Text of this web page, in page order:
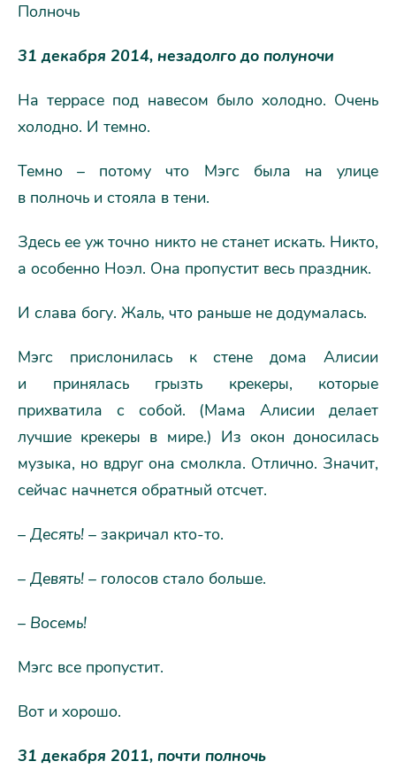
Полночь
31 декабря 2014, незадолго до полуночи
На террасе под навесом было холодно. Очень
холодно. И темно.
Темно – потому что Мэгс была на улице
в полночь и стояла в тени.
Здесь ее уж точно никто не станет искать. Никто,
а особенно Ноэл. Она пропустит весь праздник.
И слава богу. Жаль, что раньше не додумалась.
Мэгс прислонилась к стене дома Алисии
и принялась грызть крекеры, которые
прихватила с собой. (Мама Алисии делает
лучшие крекеры в мире.) Из окон доносилась
музыка, но вдруг она смолкла. Отлично. Значит,
сейчас начнется обратный отсчет.
– Десять! – закричал кто-то.
– Девять! – голосов стало больше.
– Восемь!
Мэгс все пропустит.
Вот и хорошо.
31 декабря 2011, почти полночь